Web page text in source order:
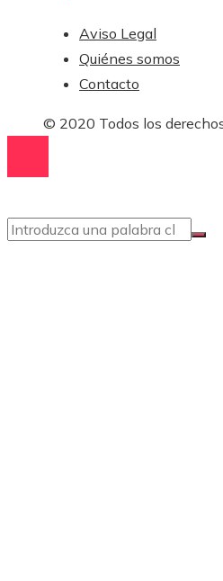
Aviso Legal
Quiénes somos
Contacto
© 2020 Todos los